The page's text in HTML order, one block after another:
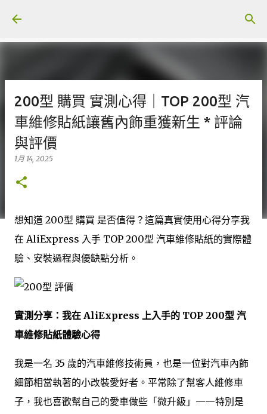
200型 購買 實測心得｜TOP 200型 汽
車維修貼紙讓舊內飾重獲新生 * 評論
與評價
1月 14, 2025
想知道 200型 購買 是否值得？這篇真實使用心得分享我
在 AliExpress 入手 TOP 200型 汽車維修貼紙的實際體
驗、安裝過程與優缺點分析。
實測分享：我在 AliExpress 上入手的 TOP 200型 汽
車維修貼紙體驗心得
我是一名 35 歲的汽車維修技術員，也是一位對汽車內飾
細節相當執著的小改裝愛好者。平常除了幫客人維修車
子，我也喜歡幫自己的愛車做些「微升級」——特別是